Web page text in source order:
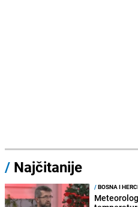
/ Najčitanije
/BOSNA I